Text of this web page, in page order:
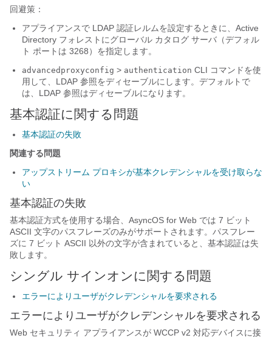
回避策：
アプライアンスで LDAP 認証レルムを設定するときに、Active
Directory フォレストにグローバル カタログ サーバ（デフォル
ト ポートは 3268）を指定します。
advancedproxyconfig > authentication CLI コマンドを使
用して、LDAP 参照をディセーブルにします。デフォルトで
は、LDAP 参照はディセーブルになります。
基本認証に関する問題
基本認証の失敗
関連する問題
アップストリーム プロキシが基本クレデンシャルを受け取らな
い
基本認証の失敗
基本認証方式を使用する場合、AsyncOS for Web では 7 ビット
ASCII 文字のパスフレーズのみがサポートされます。パスフレー
ズに 7 ビット ASCII 以外の文字が含まれていると、基本認証は失
敗します。
シングル サインオンに関する問題
エラーによりユーザがクレデンシャルを要求される
エラーによりユーザがクレデンシャルを要求される
Web セキュリティ アプライアンスが WCCP v2 対応デバイスに接